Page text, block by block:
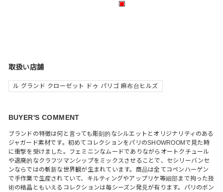
■
取扱い店舗
ル グランド クローゼット ドゥ パリゴ 麻布台ヒルズ
BUYER'S COMMENT
ブランドの特徴は何と言っても彫刻的なシルエットとオリジナリティのある
ジャガード素材です。初めてコレクションをパリのSHOWROOMで見た時
に衝撃を受けました。フェミニンなムードでありながらオートクチュール
や退廃的なクラフツマンシップをミックスさせることで、セシリーバンセ
ンならではの斬新な世界観が生まれています。商品は全てコペンハーゲン
で手作業で生産されていて、キルティングやアップリケ等細部まで拘った技
術の結晶ともいえるコレクションは毎シーズン発見が有ります。パリのボン